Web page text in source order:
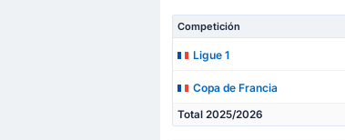
Competición
Ligue 1
Copa de Francia
Total 2025/2026